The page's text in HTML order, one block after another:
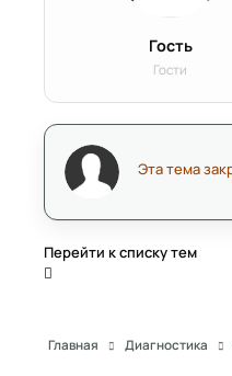
Гость
Гости
Эта тема
Перейти к списку тем
Главная Диагностика